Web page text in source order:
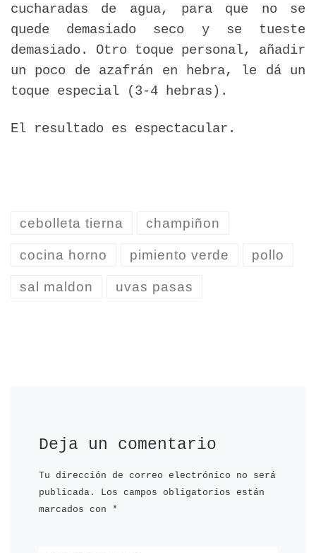
cucharadas de agua, para que no se
quede demasiado seco y se tueste
demasiado. Otro toque personal, añadir
un poco de azafrán en hebra, le dá un
toque especial (3-4 hebras).
El resultado es espectacular.
cebolleta tierna champiñon
cocina horno pimiento verde pollo
sal maldon uvas pasas
Deja un comentario
Tu dirección de correo electrónico no será
publicada.
Los campos obligatorios están
marcados con *